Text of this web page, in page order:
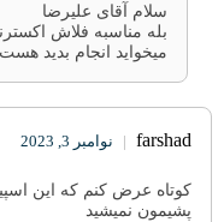
سلام آقای علیرضا
بله مناسبه فلاش
میخواید انجام بدید هست
farshad
| نوامبر 3, 2023
کوتاه عرض کنم که این
پشیمون نمیشید